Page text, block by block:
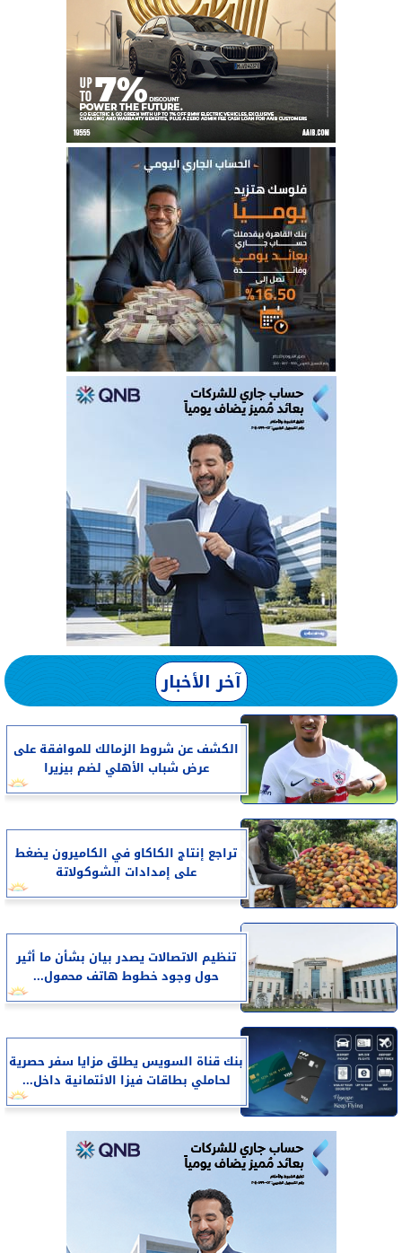
آخر الأخبار
الكشف عن شروط الزمالك للموافقة على
عرض شباب الأهلي لضم بيزيرا
تراجع إنتاج الكاكاو في الكاميرون يضغط
على إمدادات الشوكولاتة
تنظيم الاتصالات يصدر بيان بشأن ما أثير
حول وجود خطوط هاتف محمول...
بنك قناة السويس يطلق مزايا سفر حصرية
لحاملي بطاقات فيزا الائتمانية داخل...